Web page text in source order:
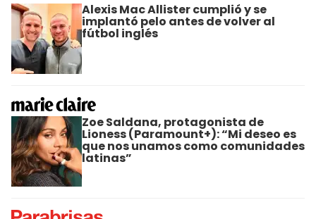
Alexis Mac Allister cumplió y se
implantó pelo antes de volver al
fútbol inglés
Zoe Saldana, protagonista de
Lioness (Paramount+): “Mi deseo es
que nos unamos como comunidades
latinas”